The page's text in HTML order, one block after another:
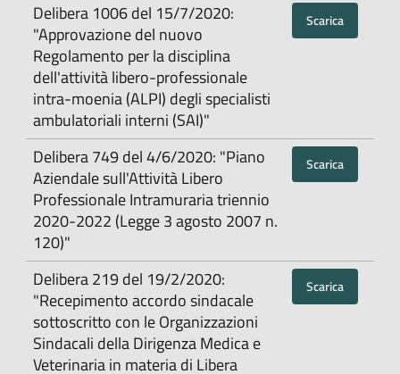
Delibera 1006 del 15/7/2020:
"Approvazione del nuovo
Regolamento per la disciplina
dell'attività libero-professionale
intra-moenia (ALPI) degli specialisti
ambulatoriali interni (SAI)"
Scarica
Delibera 749 del 4/6/2020: "Piano
Aziendale sull'Attività Libero
Professionale Intramuraria triennio
2020-2022 (Legge 3 agosto 2007 n.
120)"
Scarica
Delibera 219 del 19/2/2020:
"Recepimento accordo sindacale
sottoscritto con le Organizzazioni
Sindacali della Dirigenza Medica e
Veterinaria in materia di Libera
Scarica